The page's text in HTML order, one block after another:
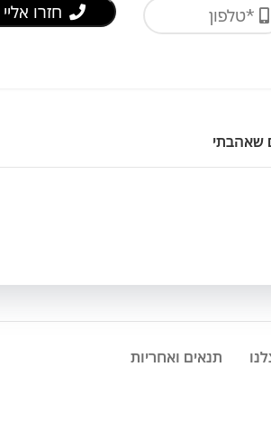
חזרו אליי
שאהבתי
תנאים ואחריות